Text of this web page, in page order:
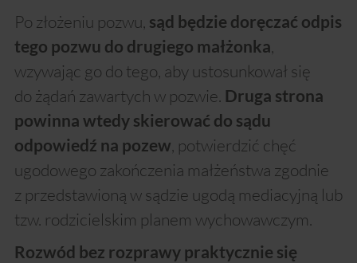
Po złożeniu pozwu, sąd będzie doręczać odpis
tego pozwu do drugiego małżonka,
wzywając go do tego, aby ustosunkował się
do żądań zawartych w pozwie. Druga strona
powinna wtedy skierować do sądu
odpowiedź na pozew, potwierdzić chęć
ugodowego zakończenia małżeństwa zgodnie
z przedstawioną w sądzie ugodą mediacyjną lub
tzw. rodzicielskim planem wychowawczym.
Rozwód bez rozprawy praktycznie się